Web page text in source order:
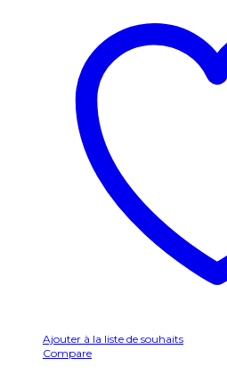
Ajouter à la liste de souhaits
Compare